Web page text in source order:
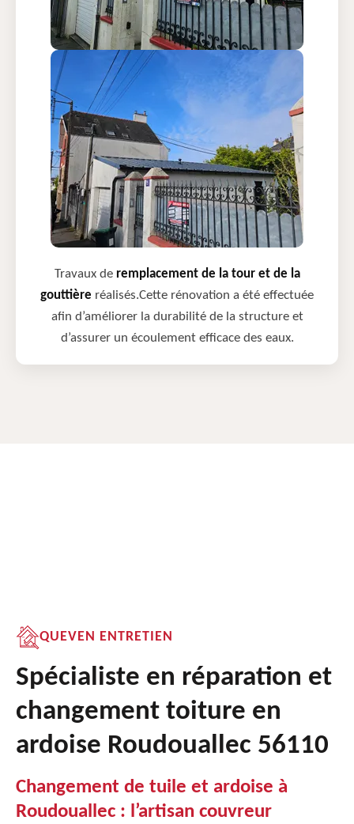
Travaux de remplacement de la tour et de la
gouttière réalisés.Cette rénovation a été effectuée
afin d’améliorer la durabilité de la structure et
d’assurer un écoulement efficace des eaux.
QUEVEN ENTRETIEN
Spécialiste en réparation et
changement toiture en
ardoise Roudouallec 56110
Changement de tuile et ardoise à
Roudouallec : l’artisan couvreur